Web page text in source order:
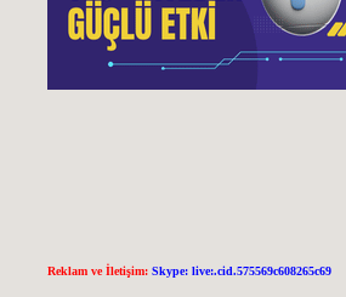
Reklam ve İletişim: Skype: live:.cid.575569c608265c69